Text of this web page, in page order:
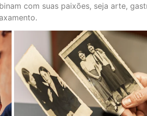
com suas paixões, seja arte,